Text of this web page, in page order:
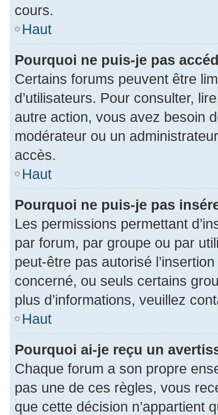
cours.
Haut
Pourquoi ne puis-je pas
Certains forums peuvent être
d’utilisateurs. Pour consulter,
autre action, vous avez besoin
modérateur ou un
accès.
Haut
Pourquoi ne puis-je pas
Les permissions permettant
par forum, par groupe ou par
peut-être pas autorisé
concerné, ou seuls certains
plus d’informations, veuillez
Haut
Pourquoi ai-je reçu un
Chaque forum a son propre
pas une de ces règles, vous
que cette décision n’appartient